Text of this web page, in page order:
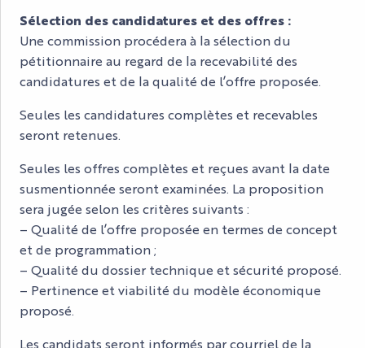
Sélection des candidatures et des offres :
Une commission procédera à la sélection du
pétitionnaire au regard de la recevabilité des
candidatures et de la qualité de l’offre proposée.
Seules les candidatures complètes et recevables
seront retenues.
Seules les offres complètes et reçues avant la date
susmentionnée seront examinées. La proposition
sera jugée selon les critères suivants :
– Qualité de l’offre proposée en termes de concept
et de programmation ;
– Qualité du dossier technique et sécurité proposé.
– Pertinence et viabilité du modèle économique
proposé.
Les candidats seront informés par courriel de la